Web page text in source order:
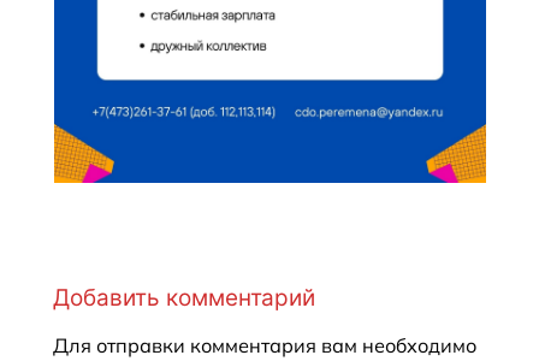
Добавить комментарий
Для отправки комментария вам необходимо